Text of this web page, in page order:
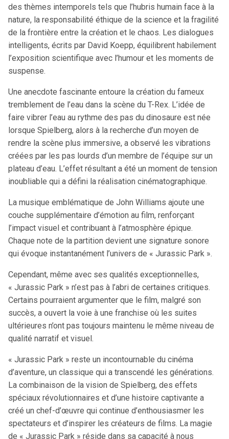
des thèmes intemporels tels que l’hubris humain face à la
nature, la responsabilité éthique de la science et la fragilité
de la frontière entre la création et le chaos. Les dialogues
intelligents, écrits par David Koepp, équilibrent habilement
l’exposition scientifique avec l’humour et les moments de
suspense.
Une anecdote fascinante entoure la création du fameux
tremblement de l’eau dans la scène du T-Rex. L’idée de
faire vibrer l’eau au rythme des pas du dinosaure est née
lorsque Spielberg, alors à la recherche d’un moyen de
rendre la scène plus immersive, a observé les vibrations
créées par les pas lourds d’un membre de l’équipe sur un
plateau d’eau. L’effet résultant a été un moment de tension
inoubliable qui a défini la réalisation cinématographique.
La musique emblématique de John Williams ajoute une
couche supplémentaire d’émotion au film, renforçant
l’impact visuel et contribuant à l’atmosphère épique.
Chaque note de la partition devient une signature sonore
qui évoque instantanément l’univers de « Jurassic Park ».
Cependant, même avec ses qualités exceptionnelles,
« Jurassic Park » n’est pas à l’abri de certaines critiques.
Certains pourraient argumenter que le film, malgré son
succès, a ouvert la voie à une franchise où les suites
ultérieures n’ont pas toujours maintenu le même niveau de
qualité narratif et visuel.
« Jurassic Park » reste un incontournable du cinéma
d’aventure, un classique qui a transcendé les générations.
La combinaison de la vision de Spielberg, des effets
spéciaux révolutionnaires et d’une histoire captivante a
créé un chef-d’œuvre qui continue d’enthousiasmer les
spectateurs et d’inspirer les créateurs de films. La magie
de « Jurassic Park » réside dans sa capacité à nous